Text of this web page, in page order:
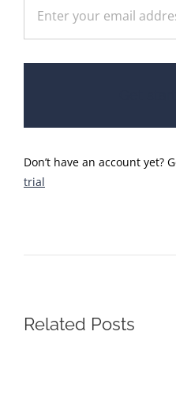
Don’t have an account yet?
trial
Related Posts